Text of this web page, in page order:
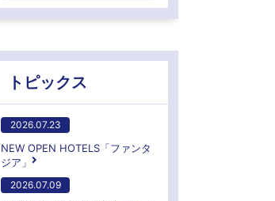
トピックス
2026.07.23
NEW OPEN HOTELS「ファンタ
ジア」
2026.07.09